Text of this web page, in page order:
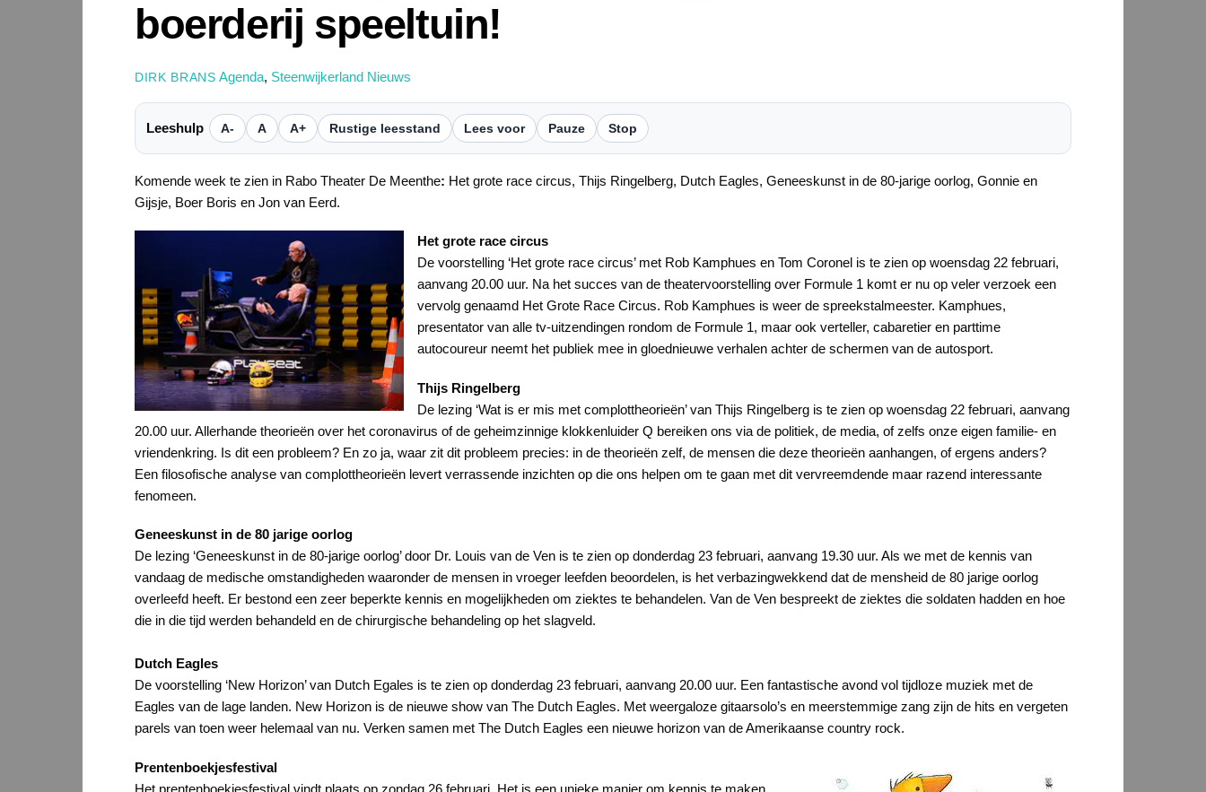
boerderij speeltuin!
DIRK BRANS Agenda, Steenwijkerland Nieuws
Leeshulp A- A A+ Rustige leesstand Lees voor Pauze Stop
Komende week te zien in Rabo Theater De Meenthe: Het grote race circus, Thijs Ringelberg, Dutch Eagles, Geneeskunst in de 80-jarige oorlog, Gonnie en
Gijsje, Boer Boris en Jon van Eerd.
Het grote race circus
De voorstelling ‘Het grote race circus’ met Rob Kamphues en Tom Coronel is te zien op woensdag 22 februari,
aanvang 20.00 uur. Na het succes van de theatervoorstelling over Formule 1 komt er nu op veler verzoek een
vervolg genaamd Het Grote Race Circus. Rob Kamphues is weer de spreekstalmeester. Kamphues,
presentator van alle tv-uitzendingen rondom de Formule 1, maar ook verteller, cabaretier en parttime
autocoureur neemt het publiek mee in gloednieuwe verhalen achter de schermen van de autosport.
Thijs Ringelberg
De lezing ‘Wat is er mis met complottheorieën’ van Thijs Ringelberg is te zien op woensdag 22 februari, aanvang
20.00 uur. Allerhande theorieën over het coronavirus of de geheimzinnige klokkenluider Q bereiken ons via de politiek, de media, of zelfs onze eigen familie- en
vriendenkring. Is dit een probleem? En zo ja, waar zit dit probleem precies: in de theorieën zelf, de mensen die deze theorieën aanhangen, of ergens anders?
Een filosofische analyse van complottheorieën levert verrassende inzichten op die ons helpen om te gaan met dit vervreemdende maar razend interessante
fenomeen.
Geneeskunst in de 80 jarige oorlog
De lezing ‘Geneeskunst in de 80-jarige oorlog’ door Dr. Louis van de Ven is te zien op donderdag 23 februari, aanvang 19.30 uur. Als we met de kennis van
vandaag de medische omstandigheden waaronder de mensen in vroeger leefden beoordelen, is het verbazingwekkend dat de mensheid de 80 jarige oorlog
overleefd heeft. Er bestond een zeer beperkte kennis en mogelijkheden om ziektes te behandelen. Van de Ven bespreekt de ziektes die soldaten hadden en hoe
die in die tijd werden behandeld en de chirurgische behandeling op het slagveld.
Dutch Eagles
De voorstelling ‘New Horizon’ van Dutch Egales is te zien op donderdag 23 februari, aanvang 20.00 uur. Een fantastische avond vol tijdloze muziek met de
Eagles van de lage landen. New Horizon is de nieuwe show van The Dutch Eagles. Met weergaloze gitaarsolo’s en meerstemmige zang zijn de hits en vergeten
parels van toen weer helemaal van nu. Verken samen met The Dutch Eagles een nieuwe horizon van de Amerikaanse country rock.
Prentenboekjesfestival
Het prentenboekjesfestival vindt plaats op zondag 26 februari. Het is een unieke manier om kennis te maken